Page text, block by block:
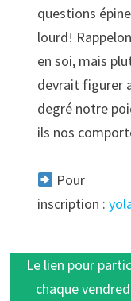
questions
lourd!
en soi, mais
devrait figurer
degré notre
ils nos
Pour
inscription :
Le lien pour
chaque